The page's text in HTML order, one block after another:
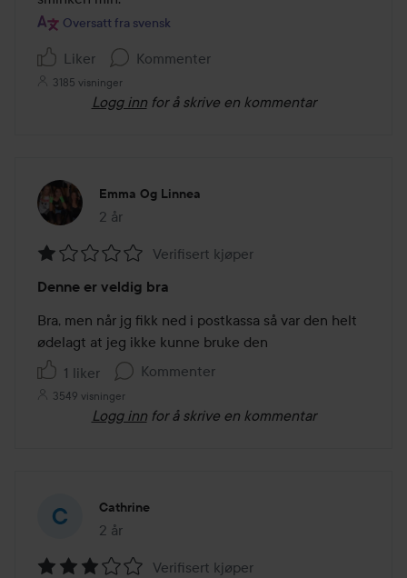
Oversatt fra svensk
Liker Kommenter
3185 visninger
Logg inn for å skrive en kommentar
Emma Og Linnea
2 år
Innlegget ble opprettet 2 år
1
av
5
Verifisert kjøper
Denne er veldig bra
Bra, men når jg fikk ned i postkassa så var den helt
ødelagt at jeg ikke kunne bruke den
1 liker
Kommenter
3549 visninger
Logg inn for å skrive en kommentar
Cathrine
2 år
Innlegget ble opprettet 2 år
Verifisert kjøper